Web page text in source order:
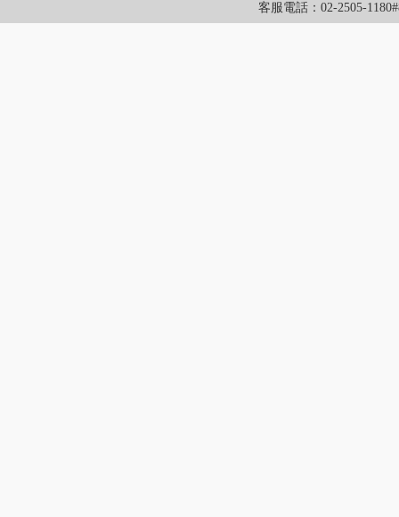
客服電話：02-2505-